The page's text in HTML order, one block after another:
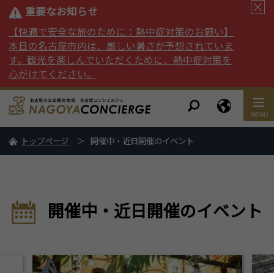
重要なお知らせ
【快適で安全な旅のために：熱中症対策のお願い】
本日の名古屋市内は、厳しい暑さが予想されていま
す。観光を楽しんでいただくために、熱中症対策を
心がけてください。
トップページ 開催中・近日開催のイベント
開催中・近日開催のイベント